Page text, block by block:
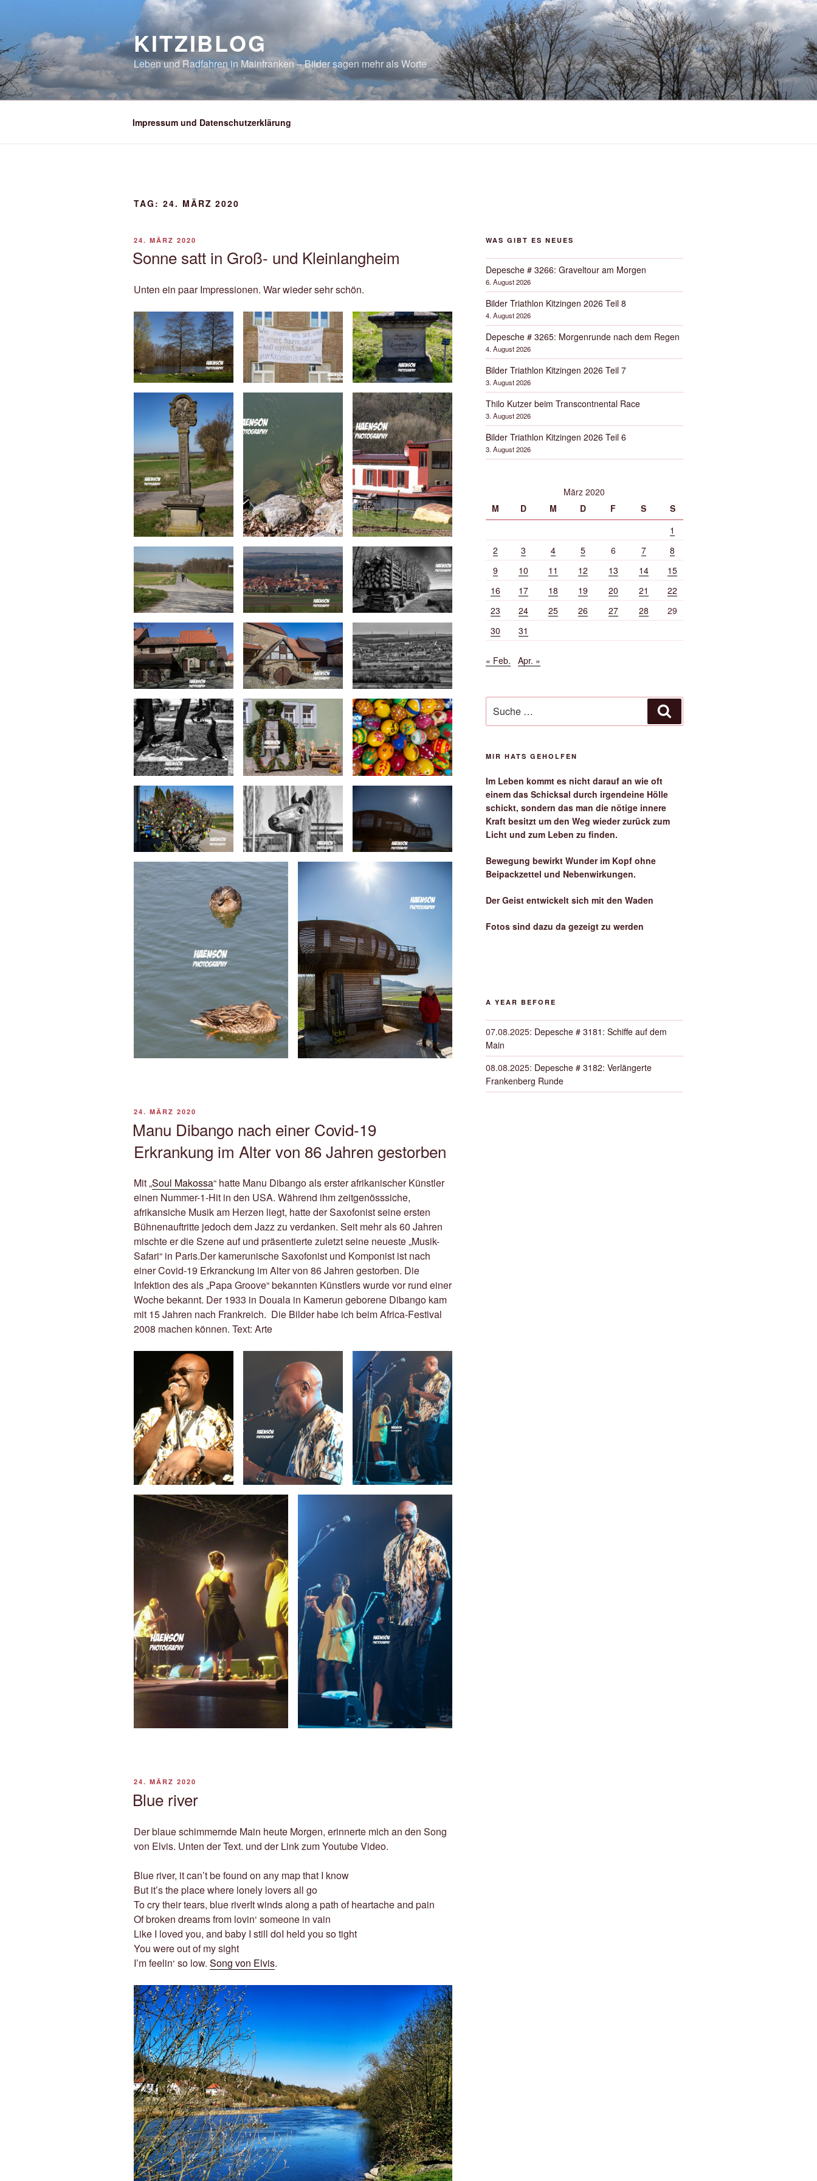
springen
KITZIBLOG
Leben und Radfahren in Mainfranken – Bilder sagen mehr als Worte
Impressum und Datenschutzerklärung
TAG: 24. MÄRZ 2020
VERÖFFENTLICHT
24. MÄRZ 2020
Sonne satt in Groß- und Kleinlangheim
Unten ein paar Impressionen. War wieder sehr schön.
VERÖFFENTLICHT
24. MÄRZ 2020
Manu Dibango nach einer Covid-19
Erkrankung im Alter von 86 Jahren gestorben
Mit „Soul Makossa“ hatte Manu Dibango als erster afrikanischer Künstler
einen Nummer-1-Hit in den USA. Während ihm zeitgenösssiche,
afrikansiche Musik am Herzen liegt, hatte der Saxofonist seine ersten
Bühnenauftritte jedoch dem Jazz zu verdanken. Seit mehr als 60 Jahren
mischte er die Szene auf und präsentierte zuletzt seine neueste „Musik-
Safari“ in Paris.Der kamerunische Saxofonist und Komponist ist nach
einer Covid-19 Erkranckung im Alter von 86 Jahren gestorben. Die
Infektion des als „Papa Groove“ bekannten Künstlers wurde vor rund einer
Woche bekannt. Der 1933 in Douala in Kamerun geborene Dibango kam
mit 15 Jahren nach Frankreich. Die Bilder habe ich beim Africa-Festival
2008 machen können. Text: Arte
VERÖFFENTLICHT
24. MÄRZ 2020
Blue river
Der blaue schimmernde Main heute Morgen, erinnerte mich an den Song
von Elvis. Unten der Text. und der Link zum Youtube Video.
Blue river, it can’t be found on any map that I know
But it’s the place where lonely lovers all go
To cry their tears, blue riverIt winds along a path of heartache and pain
Of broken dreams from lovin‘ someone in vain
Like I loved you, and baby I still doI held you so tight
You were out of my sight
I’m feelin‘ so low. Song von Elvis.
WAS GIBT ES NEUES
Depesche # 3266: Graveltour am Morgen
6. August 2026
Bilder Triathlon Kitzingen 2026 Teil 8
4. August 2026
Depesche # 3265: Morgenrunde nach dem Regen
4. August 2026
Bilder Triathlon Kitzingen 2026 Teil 7
3. August 2026
Thilo Kutzer beim Transcontnental Race
3. August 2026
Bilder Triathlon Kitzingen 2026 Teil 6
3. August 2026
März 2020
M
D M D F S
S
1
2
3 4 5 6 7
8
9
10 11 12 13 14
15
16
17 18 19 20 21
22
23
24 25 26 27 28
29
30
31
« Feb. Apr. »
nach:
MIR HATS GEHOLFEN
Im Leben kommt es nicht darauf an wie oft
einem das Schicksal durch irgendeine Hölle
schickt, sondern das man die nötige innere
Kraft besitzt um den Weg wieder zurück zum
Licht und zum Leben zu finden.
Bewegung bewirkt Wunder im Kopf ohne
Beipackzettel und Nebenwirkungen.
Der Geist entwickelt sich mit den Waden
Fotos sind dazu da gezeigt zu werden
A YEAR BEFORE
07.08.2025: Depesche # 3181: Schiffe auf dem
Main
08.08.2025: Depesche # 3182: Verlängerte
Frankenberg Runde